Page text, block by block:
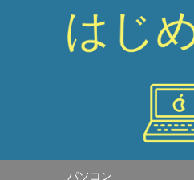
パソコン